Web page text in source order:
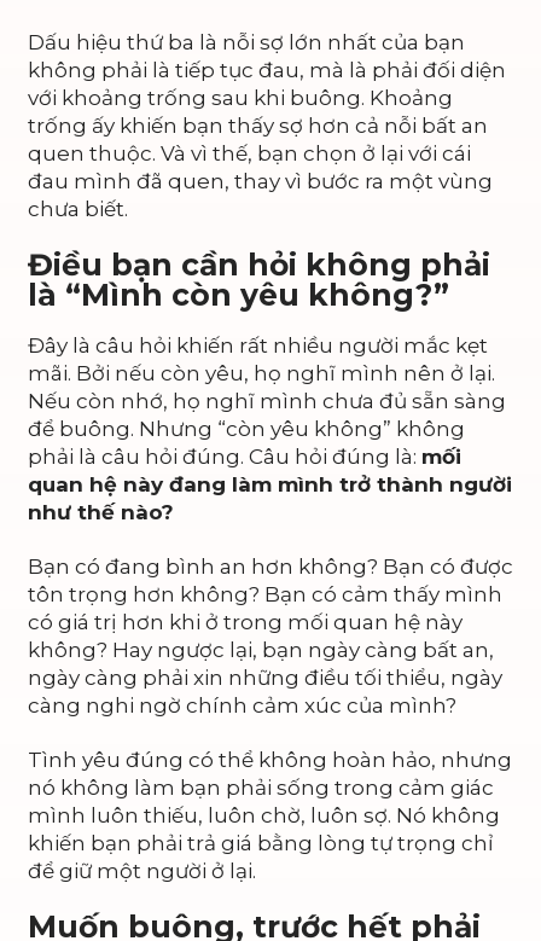
Dấu hiệu thứ ba là nỗi sợ lớn nhất của bạn
không phải là tiếp tục đau, mà là phải đối diện
với khoảng trống sau khi buông. Khoảng
trống ấy khiến bạn thấy sợ hơn cả nỗi bất an
quen thuộc. Và vì thế, bạn chọn ở lại với cái
đau mình đã quen, thay vì bước ra một vùng
chưa biết.
Điều bạn cần hỏi không phải
là “Mình còn yêu không?”
Đây là câu hỏi khiến rất nhiều người mắc kẹt
mãi. Bởi nếu còn yêu, họ nghĩ mình nên ở lại.
Nếu còn nhớ, họ nghĩ mình chưa đủ sẵn sàng
để buông. Nhưng “còn yêu không” không
phải là câu hỏi đúng. Câu hỏi đúng là: mối
quan hệ này đang làm mình trở thành người
như thế nào?
Bạn có đang bình an hơn không? Bạn có được
tôn trọng hơn không? Bạn có cảm thấy mình
có giá trị hơn khi ở trong mối quan hệ này
không? Hay ngược lại, bạn ngày càng bất an,
ngày càng phải xin những điều tối thiểu, ngày
càng nghi ngờ chính cảm xúc của mình?
Tình yêu đúng có thể không hoàn hảo, nhưng
nó không làm bạn phải sống trong cảm giác
mình luôn thiếu, luôn chờ, luôn sợ. Nó không
khiến bạn phải trả giá bằng lòng tự trọng chỉ
để giữ một người ở lại.
Muốn buông, trước hết phải